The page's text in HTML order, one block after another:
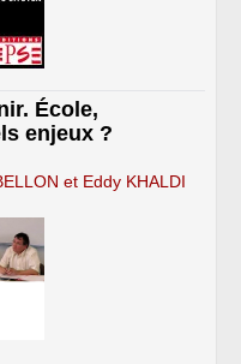
École,
enjeux ?
et Eddy KHALDI